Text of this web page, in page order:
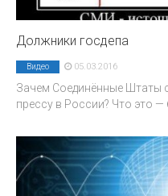
Должники госдепа
Видео 05.03.2016
Зачем Соединённые Штаты
прессу в России? Что это